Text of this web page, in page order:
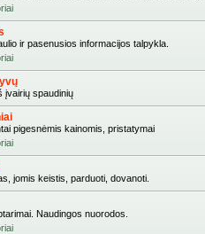
ir pasenusios informacijos talpykla.
įvairių spaudinių
pigesnėmis kainomis, pristatymai
jomis keistis, parduoti, dovanoti.
Naudingos nuorodos.